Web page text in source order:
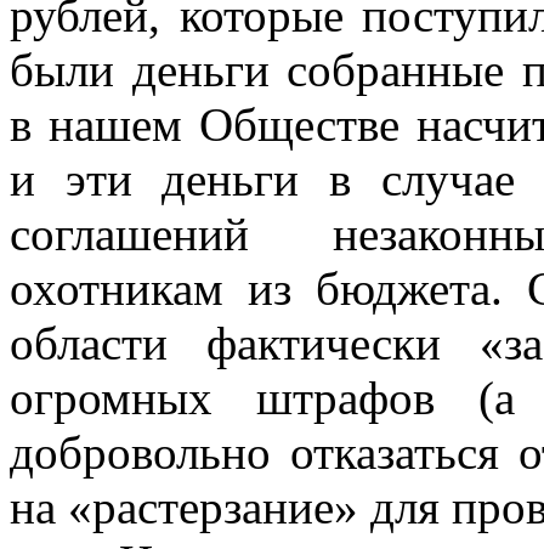
рублей, которые
были деньги собранные
в нашем Обществе
и эти деньги в случае
соглашений
охотникам из
области фактически
огромных штрафов
добровольно
на «растерзание» для